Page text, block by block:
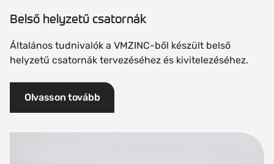
Belső helyzetű csatornák
Általános tudnivalók a VMZINC-ből készült belső
helyzetű csatornák tervezéséhez és kivitelezéséhez.
Olvasson tovább